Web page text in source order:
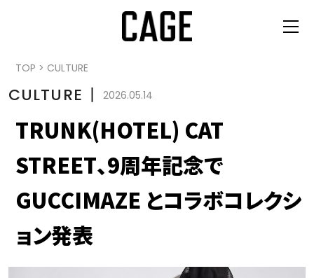
TOP > CULTURE
CULTURE 丨 2026.05.14
TRUNK(HOTEL) CAT
STREET、9周年記念で
GUCCIMAZE とコラボコレクシ
ョン発表